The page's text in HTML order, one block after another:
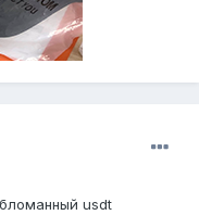
usdt